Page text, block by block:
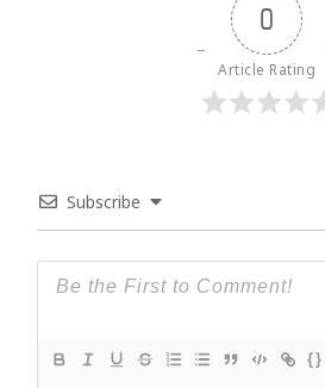
0
Article Rating
Subscribe
{}